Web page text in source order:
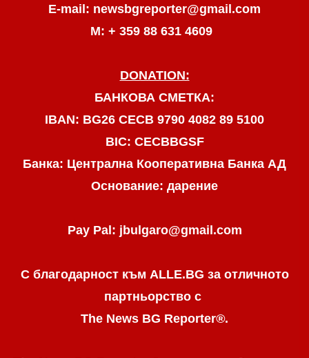
E-mail: newsbgreporter@gmail.com
М: + 359 88 631 4609
DONATION:
БАНКОВА СМЕТКА:
IBAN: BG26 CECB 9790 4082 89 5100
BIC: CECBBGSF
Банка: Централна Кооперативна Банка АД
Основание: дарение
Pay Pal: jbulgaro@gmail.com
С благодарност към ALLE.BG за отличното
партньорство с
The News BG Reporter®.